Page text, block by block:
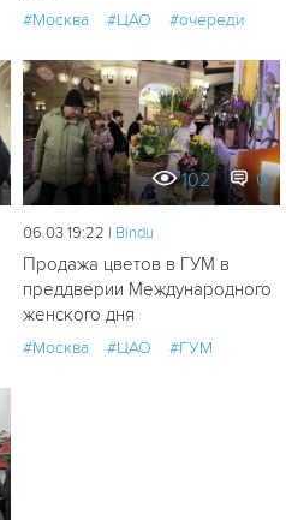
#Москва #ЦАО #очереди
102 0
06.03 19:22 | Bindu
Продажа цветов в ГУМ в
преддверии Международного
женского дня
#Москва #ЦАО #ГУМ